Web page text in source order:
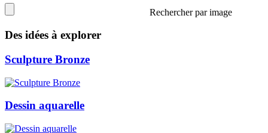
Rechercher par image
Des idées à explorer
Sculpture Bronze
Dessin aquarelle